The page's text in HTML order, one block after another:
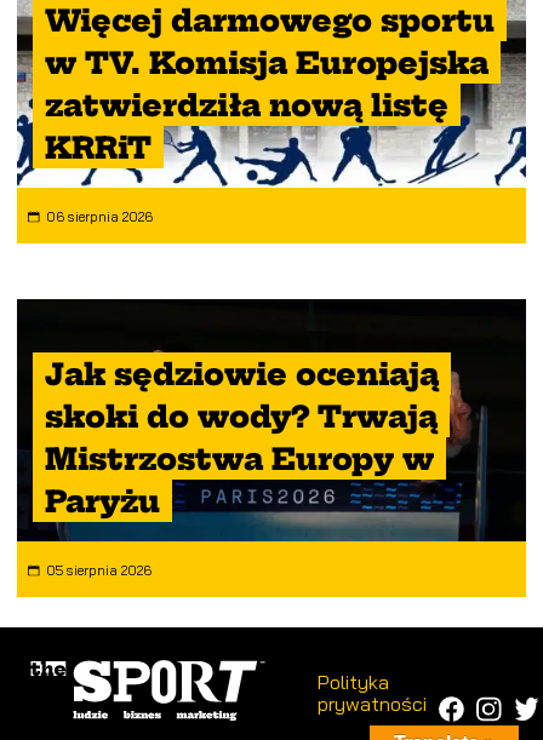
Więcej darmowego sportu
w TV. Komisja Europejska
zatwierdziła nową listę
KRRiT
06 sierpnia 2026
Jak sędziowie oceniają
skoki do wody? Trwają
Mistrzostwa Europy w
Paryżu
05 sierpnia 2026
Polityka
prywatności